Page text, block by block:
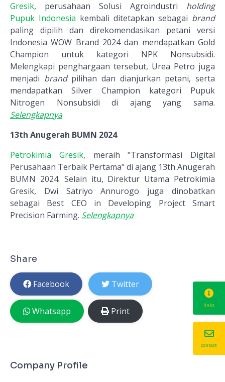
Company Profile
Gresik, perusahaan Solusi Agroindustri holding
Pupuk Indonesia kembali ditetapkan sebagai brand
paling dipilih dan direkomendasikan petani versi
Indonesia WOW Brand 2024 dan mendapatkan Gold
Champion untuk kategori NPK Nonsubsidi.
Melengkapi penghargaan tersebut, Urea Petro juga
menjadi brandpilihan dan dianjurkan petani, serta
mendapatkan Silver Champion kategori Pupuk
Nitrogen Nonsubsidi di ajang yang sama.
Selengkapnya
13th Anugerah BUMN 2024
Petrokimia Gresik, meraih "Transformasi Digital
Perusahaan Terbaik Pertama" di ajang 13th Anugerah
BUMN 2024. Selain itu, Direktur Utama Petrokimia
Gresik, Dwi Satriyo Annurogo juga dinobatkan
sebagai Best CEO in Developing Project Smart
Precision Farming. Selengkapnya
Share
Facebook Twitter
Whatsapp Print
links
contact